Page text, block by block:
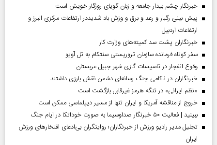
خبرنگار چشم بیدار جامعه و زبان گویای روزگار خویش است
پیش بینی رگبار و رعد و برق و وزش باد شدیددر ارتفاعات مرکزی البرز و
ارتفاعات اردبیل
خبرنگاران پشت سد کمیته‌های وزارت کار
سفر کوتاه فرمانده سازمان تروریستی سنتکام به تل آویو
وقوع انفجار در تاسیسات گازی شهر جبیل عربستان
خبرنگاران در ناکامی جنگ رسانه‌ای دشمن نقش بارزی داشتند
«نظم ایرانی» در تنگه هرمز غیرقابل بازگشت است
خروج از مناقشه آمریکا و ایران تنها از مسیر دیپلماسی ممکن است
ببینید | فعالیت ۵۰ خبرنگار صداوسیما به صورت خوداتکا در ایام جنگ
تجلیل مدیر رادیو ورزش از خبرنگاران؛ روایتگران بی‌ادعای افتخارهای ورزش
ایران